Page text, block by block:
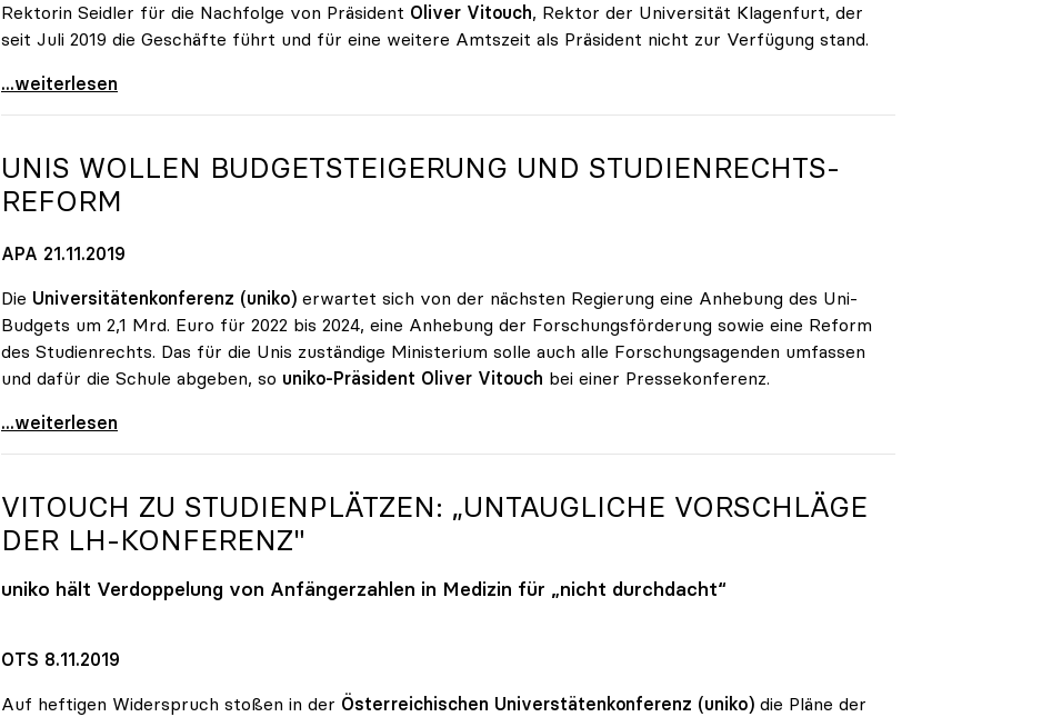
Rektorin Seidler für die Nachfolge von Präsident Oliver Vitouch, Rektor der Universität Klagenfurt, der
seit Juli 2019 die Geschäfte führt und für eine weitere Amtszeit als Präsident nicht zur Verfügung stand.
Sabine Seidler zur Präsidentin der uniko gewählt
...weiterlesen
UNIS WOLLEN BUDGETSTEIGERUNG UND STUDIENRECHTS-
REFORM
APA 21.11.2019
Die Universitätenkonferenz (uniko) erwartet sich von der nächsten Regierung eine Anhebung des Uni-
Budgets um 2,1 Mrd. Euro für 2022 bis 2024, eine Anhebung der Forschungsförderung sowie eine Reform
des Studienrechts. Das für die Unis zuständige Ministerium solle auch alle Forschungsagenden umfassen
und dafür die Schule abgeben, so uniko-Präsident Oliver Vitouch bei einer Pressekonferenz.
Unis wollen Budgetsteigerung und
...weiterlesen
VITOUCH ZU STUDIENPLÄTZEN: „UNTAUGLICHE VORSCHLÄGE
DER LH-KONFERENZ"
uniko hält Verdoppelung von Anfängerzahlen in Medizin für „nicht durchdacht“
OTS 8.11.2019
Auf heftigen Widerspruch stoßen in der Österreichischen Universtätenkonferenz (uniko) die Pläne der